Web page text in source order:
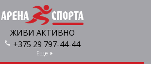
ЖИВИ АКТИВНО
+375 29 797-44-44
Еще